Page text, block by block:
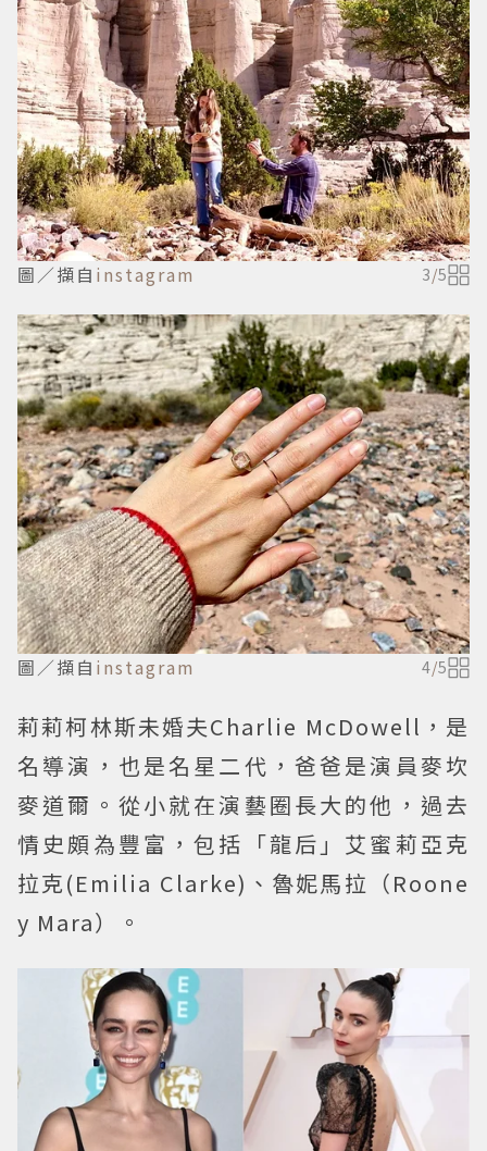
圖／擷自 instagram 3/5
圖／擷自 instagram 4/5
莉莉柯林斯未婚夫Charlie McDowell，是
名導演，也是名星二代，爸爸是演員麥坎
麥道爾。從小就在演藝圈長大的他，過去
情史頗為豐富，包括「龍后」艾蜜莉亞克
拉克(Emilia Clarke)、魯妮馬拉（Roone
y Mara）。